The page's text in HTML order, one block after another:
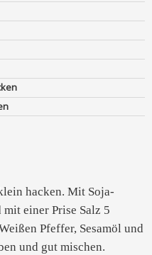
hacken. Mit Soja-
einer Prise Salz 5
Pfeffer, Sesamöl und
und gut mischen.